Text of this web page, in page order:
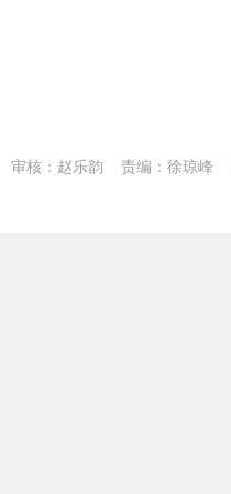
审核：赵乐韵 责编：徐琼峰